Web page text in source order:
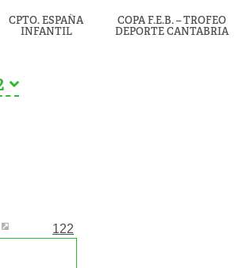
CPTO. ESPAÑA
INFANTIL
COPA F.E.B. – TROFEO
DEPORTE CANTABRIA
122